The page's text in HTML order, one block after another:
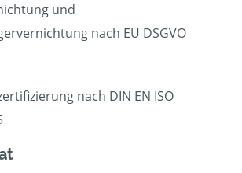
und
nach EU DSGVO
nach DIN EN ISO